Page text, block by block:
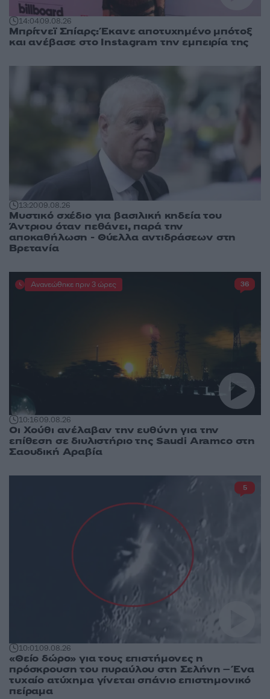
14:0409.08.26
Μπρίτνεϊ Σπίαρς: Έκανε αποτυχημένο μπότοξ
και ανέβασε στο Instagram την εμπειρία της
13:2009.08.26
Μυστικό σχέδιο για βασιλική κηδεία του
Άντριου όταν πεθάνει, παρά την
αποκαθήλωση - Θύελλα αντιδράσεων στη
Βρετανία
10:1609.08.26
Οι Χούθι ανέλαβαν την ευθύνη για την
επίθεση σε διυλιστήριο της Saudi Aramco στη
Σαουδική Αραβία
Ανανεώθηκε πριν 3 ώρες 36
10:0109.08.26
«Θείο δώρο» για τους επιστήμονες η
πρόσκρουση του πυραύλου στη Σελήνη – Ένα
τυχαίο ατύχημα γίνεται σπάνιο επιστημονικό
πείραμα
5